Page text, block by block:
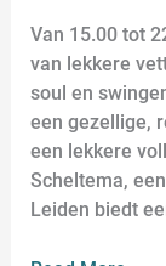
Van 15.00 tot
van lekkere
soul en
een gezellige,
een lekkere
Scheltema,
Leiden biedt